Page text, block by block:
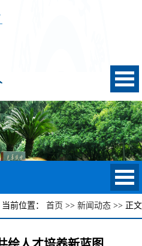
当前位置： 首页 >> 新闻动态 >> 正文